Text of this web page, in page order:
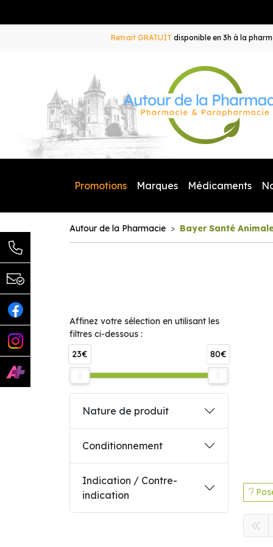
Retrait GRATUIT disponible en 3h à la
Promotions Marques Médicaments
Autour de la Pharmacie Bayer Santé
Affinez votre sélection en utilisant les
filtres ci-dessous :
23€
80€
Nature de produit
Conditionnement
Indication / Contre-
indication